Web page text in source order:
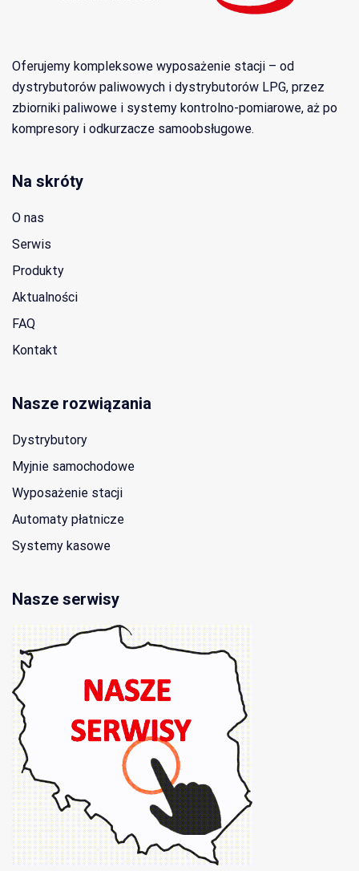
Oferujemy kompleksowe wyposażenie stacji – od
dystrybutorów paliwowych i dystrybutorów LPG, przez
zbiorniki paliwowe i systemy kontrolno-pomiarowe, aż po
kompresory i odkurzacze samoobsługowe.
Na skróty
O nas
Serwis
Produkty
Aktualności
FAQ
Kontakt
Nasze rozwiązania
Dystrybutory
Myjnie samochodowe
Wyposażenie stacji
Automaty płatnicze
Systemy kasowe
Nasze serwisy